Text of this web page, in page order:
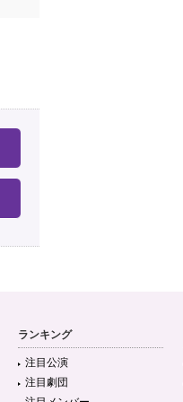
ランキング
注目公演
注目劇団